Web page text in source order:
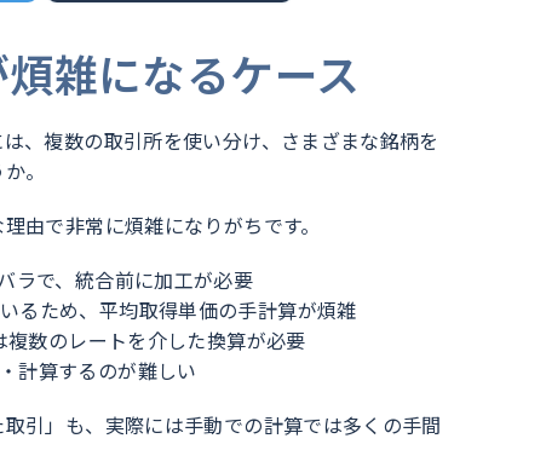
雑になるケース
、複数の取引所を使い分け、さまざまな銘柄を
。
由で非常に煩雑になりがちです。
ラで、統合前に加工が必要
るため、平均取得単価の手計算が煩雑
数のレートを介した換算が必要
計算するのが難しい
引」も、実際には手動での計算では多くの手間